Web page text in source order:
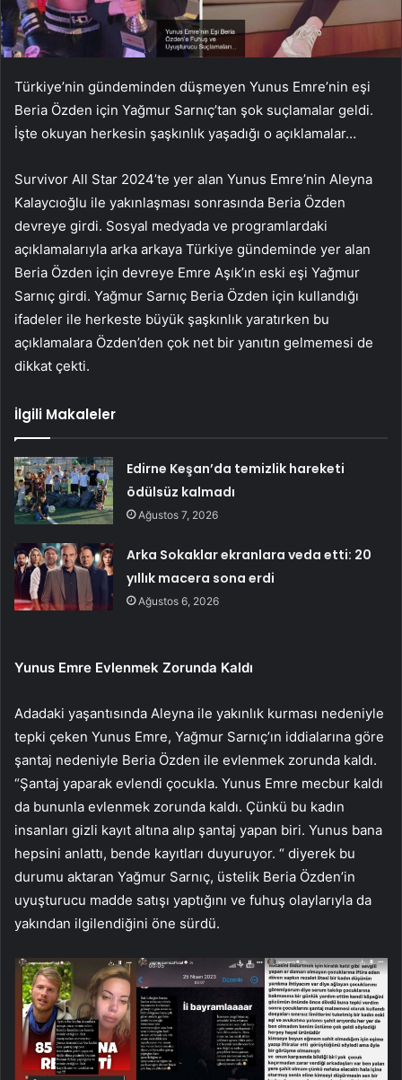
Türkiye’nin gündeminden düşmeyen Yunus Emre’nin eşi
Beria Özden için Yağmur Sarnıç’tan şok suçlamalar geldi.
İşte okuyan herkesin şaşkınlık yaşadığı o açıklamalar…
Survivor All Star 2024’te yer alan Yunus Emre’nin Aleyna
Kalaycıoğlu ile yakınlaşması sonrasında Beria Özden
devreye girdi. Sosyal medyada ve programlardaki
açıklamalarıyla arka arkaya Türkiye gündeminde yer alan
Beria Özden için devreye Emre Aşık’ın eski eşi Yağmur
Sarnıç girdi. Yağmur Sarnıç Beria Özden için kullandığı
ifadeler ile herkeste büyük şaşkınlık yaratırken bu
açıklamalara Özden’den çok net bir yanıtın gelmemesi de
dikkat çekti.
İlgili Makaleler
Edirne Keşan’da temizlik hareketi
ödülsüz kalmadı
Ağustos 7, 2026
Arka Sokaklar ekranlara veda etti: 20
yıllık macera sona erdi
Ağustos 6, 2026
Yunus Emre Evlenmek Zorunda Kaldı
Adadaki yaşantısında Aleyna ile yakınlık kurması nedeniyle
tepki çeken Yunus Emre, Yağmur Sarnıç’ın iddialarına göre
şantaj nedeniyle Beria Özden ile evlenmek zorunda kaldı.
“Şantaj yaparak evlendi çocukla. Yunus Emre mecbur kaldı
da bununla evlenmek zorunda kaldı. Çünkü bu kadın
insanları gizli kayıt altına alıp şantaj yapan biri. Yunus bana
hepsini anlattı, bende kayıtları duyuruyor. “ diyerek bu
durumu aktaran Yağmur Sarnıç, üstelik Beria Özden’in
uyuşturucu madde satışı yaptığını ve fuhuş olaylarıyla da
yakından ilgilendiğini öne sürdü.